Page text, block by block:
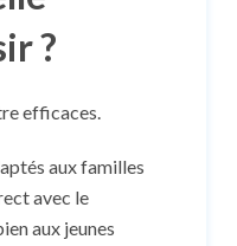
?
efficaces.
aux familles
avec le
aux jeunes